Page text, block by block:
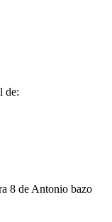
de:
8 de Antonio bazo